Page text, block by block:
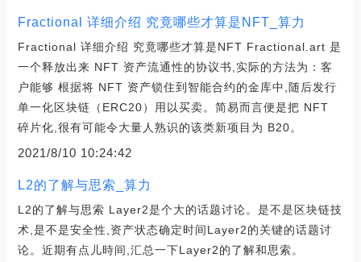
Fractional 详细介绍 究竟哪些才算是NFT_算力
Fractional 详细介绍 究竟哪些才算是NFT Fractional.art 是
一个释放出来 NFT 资产流通性的协议书,实际的方法为：客
户能够 根据将 NFT 资产锁住到智能合约的金库中,随后发行
单一化区块链（ERC20）用以买卖。简易而言便是把 NFT
碎片化,很有可能令大量人熟识的该类新项目为 B20。
2021/8/10 10:24:42
L2的了解与思索_算力
L2的了解与思索 Layer2是个大的话题讨论。是不是区块链技
术,是不是安全性,资产状态确定时间Layer2的关键的话题讨
论。近期有点儿時间,汇总一下Layer2的了解和思索。